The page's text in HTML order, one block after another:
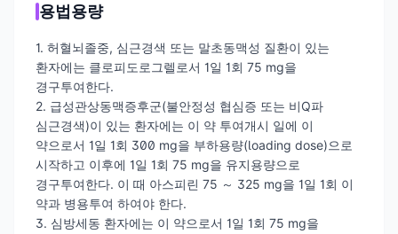
용법용량
1. 허혈뇌졸중, 심근경색 또는 말초동맥성 질환이 있는
환자에는 클로피도로그렐로서 1일 1회 75 mg을
경구투여한다.
2. 급성관상동맥증후군(불안정성 협심증 또는 비Q파
심근경색)이 있는 환자에는 이 약 투여개시 일에 이
약으로서 1일 1회 300 mg을 부하용량(loading dose)으로
시작하고 이후에 1일 1회 75 mg을 유지용량으로
경구투여한다. 이 때 아스피린 75 ～ 325 mg을 1일 1회 이
약과 병용투여 하여야 한다.
3. 심방세동 환자에는 이 약으로서 1일 1회 75 mg을